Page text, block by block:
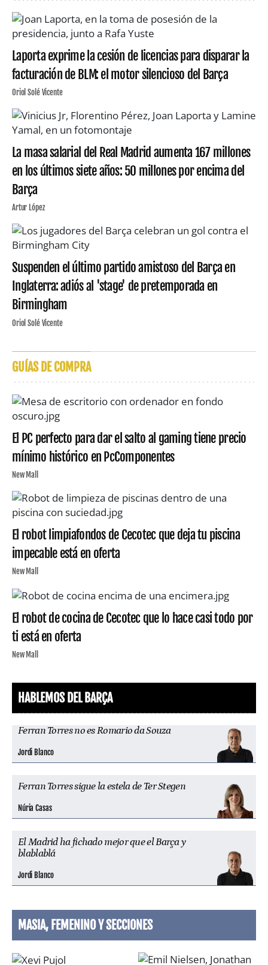
Laporta exprime la cesión de licencias para disparar la
facturación de BLM: el motor silencioso del Barça
Oriol Solé Vicente
La masa salarial del Real Madrid aumenta 167 millones
en los últimos siete años: 50 millones por encima del
Barça
Artur López
Suspenden el último partido amistoso del Barça en
Inglaterra: adiós al 'stage' de pretemporada en
Birmingham
Oriol Solé Vicente
GUÍAS DE COMPRA
El PC perfecto para dar el salto al gaming tiene precio
mínimo histórico en PcComponentes
New Mall
El robot limpiafondos de Cecotec que deja tu piscina
impecable está en oferta
New Mall
El robot de cocina de Cecotec que lo hace casi todo por
ti está en oferta
New Mall
HABLEMOS DEL BARÇA
Ferran Torres no es Romario da Souza
Jordi Blanco
Ferran Torres sigue la estela de Ter Stegen
Núria Casas
El Madrid ha fichado mejor que el Barça y
blablablá
Jordi Blanco
MASIA, FEMENINO Y SECCIONES